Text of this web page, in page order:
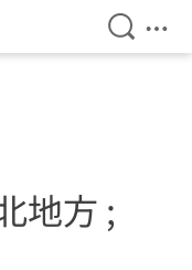
検索を
メ
地方 ;